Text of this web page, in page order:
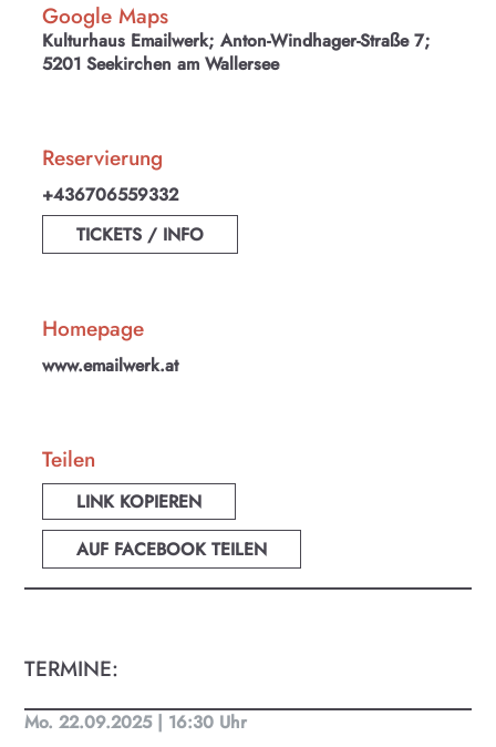
Google Maps
Kulturhaus Emailwerk; Anton-Windhager-Straße 7;
5201 Seekirchen am Wallersee
Reservierung
+436706559332
TICKETS / INFO
Homepage
www.emailwerk.at
Teilen
LINK KOPIEREN
AUF FACEBOOK TEILEN
TERMINE:
Mo. 22.09.2025 | 16:30 Uhr